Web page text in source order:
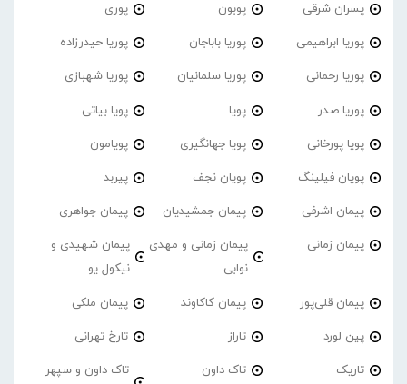
پسران شرقی پوبون پوری
پوریا ابراهیمی پوریا باباجان پوریا حیدرزاده
پوریا رحمانی پوریا سلمانیان پوریا شهبازی
پوریا صدر پویا پویا بیاتی
پویا پورخانی پویا جهانگیری پویامون
پویان فیلینگ پویان نجف پیربد
پیمان اشرفی پیمان جمشیدیان پیمان جواهری
پیمان زمانی
پیمان زمانی و مهدی
نوابی
پیمان شهیدی و
نیکول یو
پیمان قلی‌پور پیمان کاکاوند پیمان ملکی
پین لورد تاراز تارخ تهرانی
تاریک تاک داون
تاک داون و سپهر